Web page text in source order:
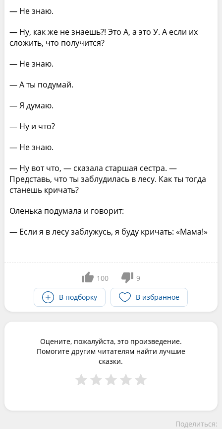
— Не знаю.
— Ну, как же не знаешь?! Это А, а это У. А если их
сложить, что получится?
— Не знаю.
— А ты подумай.
— Я думаю.
— Ну и что?
— Не знаю.
— Ну вот что, — сказала старшая сестра. —
Представь, что ты заблудилась в лесу. Как ты тогда
станешь кричать?
Оленька подумала и говорит:
— Если я в лесу заблужусь, я буду кричать: «Мама!»
100
9
В подборку
В избранное
Оцените, пожалуйста, это произведение.
Помогите другим читателям найти лучшие
сказки.
Поделиться: